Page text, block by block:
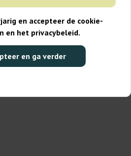
en accepteer de cookie-
en het privacybeleid.
en ga verder